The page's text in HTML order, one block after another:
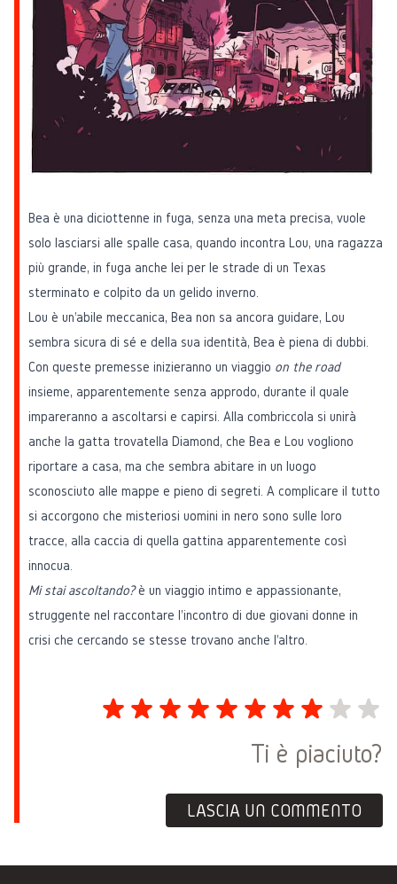
Ti è piaciuto?
LASCIA UN COMMENTO
Bea è una diciottenne in fuga, senza una meta precisa, vuole
solo lasciarsi alle spalle casa, quando incontra Lou, una ragazza
più grande, in fuga anche lei per le strade di un Texas
sterminato e colpito da un gelido inverno.
Lou è un'abile meccanica, Bea non sa ancora guidare, Lou
sembra sicura di sé e della sua identità, Bea è piena di dubbi.
Con queste premesse inizieranno un viaggio on the road
insieme, apparentemente senza approdo, durante il quale
impareranno a ascoltarsi e capirsi. Alla combriccola si unirà
anche la gatta trovatella Diamond, che Bea e Lou vogliono
riportare a casa, ma che sembra abitare in un luogo
sconosciuto alle mappe e pieno di segreti. A complicare il tutto
si accorgono che misteriosi uomini in nero sono sulle loro
tracce, alla caccia di quella gattina apparentemente così
innocua.
Mi stai ascoltando?è un viaggio intimo e appassionante,
struggente nel raccontare l'incontro di due giovani donne in
crisi che cercando se stesse trovano anche l'altro.